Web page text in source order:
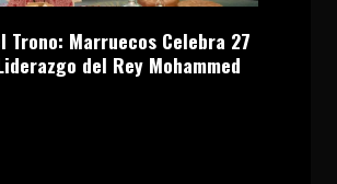
Trono: Marruecos Celebra 27
del Rey Mohammed